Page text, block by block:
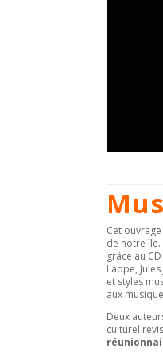
Cet
de notre
grâce au
Laope,
et styles
aux
Deux
culturel